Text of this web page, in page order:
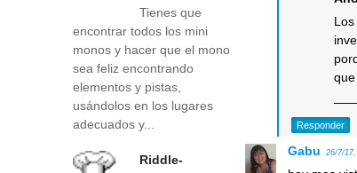
Responder
Gabu 26/7/
Tienes que
encontrar todos los mini
monos y hacer que el mono
sea feliz encontrando
elementos y pistas,
usándolos en los lugares
adecuados y...
Riddle-